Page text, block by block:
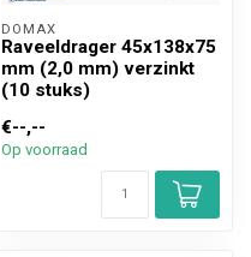
DOMAX
Raveeldrager 45x138x75
mm (2,0 mm) verzinkt
(10 stuks)
€--,--
Op voorraad